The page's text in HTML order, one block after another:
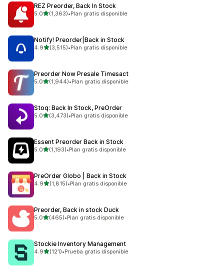
REZ Preorder, Back In Stock
5.0de 5 estrellas
(1,363)
1363 reseñas en total
•Plan gratis disponible
Notify! Preorder|Back in Stock
4.9de 5 estrellas
(3,515)
3515 reseñas en total
•Plan gratis disponible
Preorder Now Presale Timesact
5.0de 5 estrellas
(1,944)
1944 reseñas en total
•Plan gratis disponible
Stoq: Back In Stock, PreOrder
5.0de 5 estrellas
(3,473)
3473 reseñas en total
•Plan gratis disponible
Essent Preorder Back in Stock
5.0de 5 estrellas
(1,193)
1193 reseñas en total
•Plan gratis disponible
PreOrder Globo | Back in Stock
4.9de 5 estrellas
(1,815)
1815 reseñas en total
•Plan gratis disponible
Preorder, Back in stock Duck
5.0de 5 estrellas
(465)
465 reseñas en total
•Plan gratis disponible
Stockie Inventory Management
4.9de 5 estrellas
(121)
121 reseñas en total
•Prueba gratis disponible